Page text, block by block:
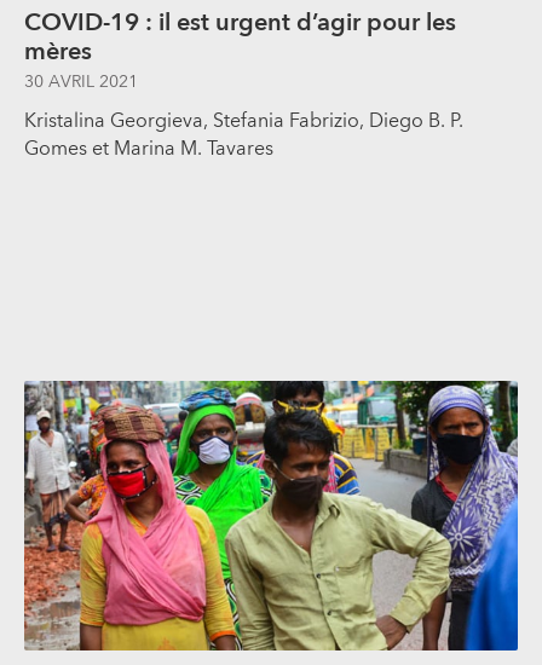
COVID-19 : il est urgent d’agir pour les
mères
30 AVRIL 2021
Kristalina Georgieva, Stefania Fabrizio, Diego B. P.
Gomes et Marina M. Tavares